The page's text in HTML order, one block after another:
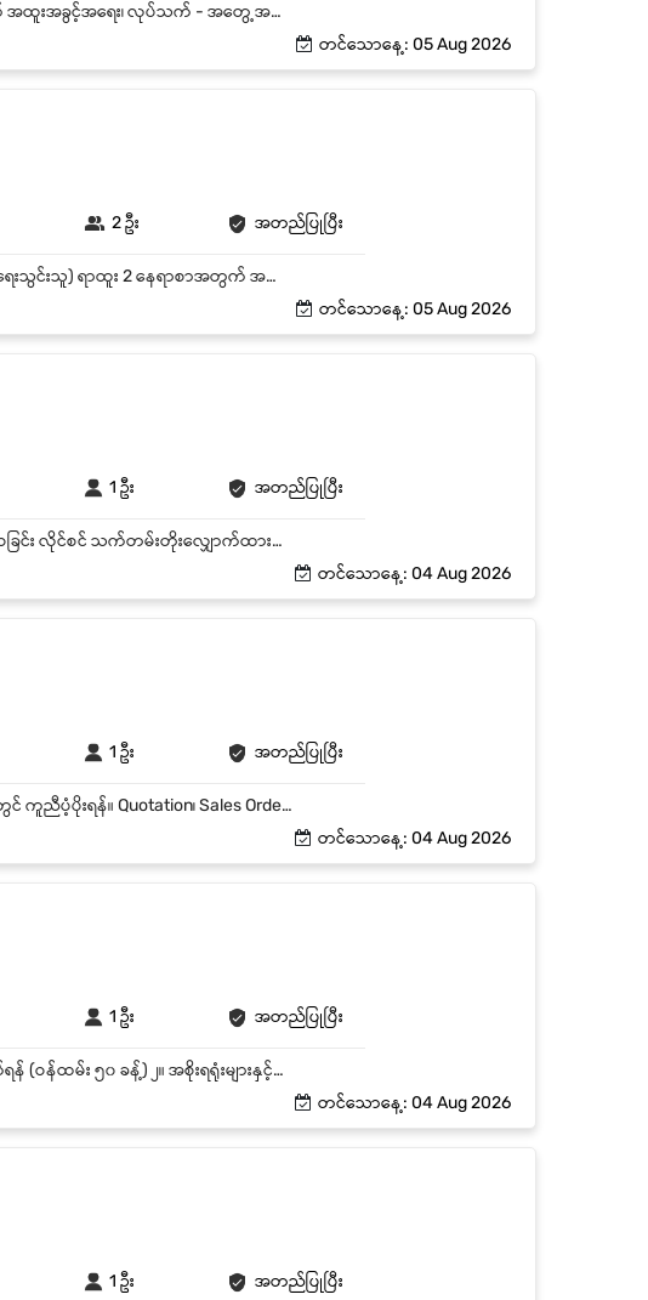
ဗဟန်း၊ ရန်ကုန်တိုင်းတွင်ရှိသော အချိန်ပြည့် Sales Admin ရာထူး 2 နေရာစာအတွက် အထူးအခွင့်အရေး၊ လုပ်သက် - အတွေ့အကြုံရှိ နှင့် လစဉ် လစာကောင်းကောင်းပေးမည်။
တင်သောနေ့: 05 Aug 2026
2 ဦး အတည်ပြုပြီး
ဗဟန်း၊ ရန်ကုန်တိုင်းတွင်ရှိသော အချိန်ပြည့် Data Entry (သို့မဟုတ် အချက်အလက်ရေးသွင်းသူ) ရာထူး 2 နေရာစာအတွက် အထူးအခွင့်အရေး၊ လုပ်သက် - အတွေ့အကြုံရှိ နှင့် လစဉ် လစာကောင်းကောင်းပေးမည်။
တင်သောနေ့: 05 Aug 2026
1 ဦး အတည်ပြုပြီး
ရုံးဝင်စာ/ထွက်စာများ မှတ်တမ်းပြုစုပေးခြင်း၊ ရုံးတွင်းစာများ ရိုက်နှိပ်ခြင်း နှင့် ဖြန့်ဝေခြင်း လိုင်စင် သက်တမ်းတိုးလျှောက်ထားခြင်း အတွက် လိုအပ်မည့် စာရွက်စာတမ်းများ ပြင်ဆင်ပေးခြင်း (YCDC/လုပ်ငန်းလိုင်စင်/ကျန်းမာရေး) Fixed Assets နှင့် ပတ်သက်၍ စာရင်းကောက်ပေးခြင်း၊ လစဥ် report တင်ပေးခြင်း လစဉ် Stationary များ စီစစ်-ဝယ်ယူ-ဖြန့်ဝေရန်အတွက် requisition form များအား စီစစ်ပေးခြင်း ရုံးပိုင်းရှိ မိတ္တူကူးခြင်းအပါအဝင်၊ စာချုပ်များ၊ ရုံးစာများရိုက်ရန် နှင့် အခြားလိုအပ်ချက်များအား ဆောင်ရွက်ပေးခြင်း ဝန်ထမ်းများနှင့် သက်ဆိုင်သည့် သတင်းအချက်အလက်များအား အချိန်မှီ ဖြန့်ဝေပေးရန် (update) ၁၅-ရက် တစ်ကြိမ် Fuel purchased report များ စီစဉ်ပေးခြင်း Car များ၏ Mileage အတွက် (ကီလိုခြားနားခြင်းသိရှိရန်) ခရီးစဉ် အစမှ-အဆုံးထိ အသုံးပြုသည့် ကီလိုများအား စာရင်းရေးသွင်းပေးခြင်း (Daily and Monthly Report) ကားလိုင်စင်နှင့် လုပ်ငန်းလိုင်စင် စာရင်းအား update report တင်ပေးခြင်း (Monthly) maintenances ပိုင်းများအတွက် Third Party, Internal maintenance အဖွဲ့ဖြင့် ချိတ်ဆက်နိုင်ရန် လိုအပ်သည်များအား နေ့စဥ် စစ်ဆေးပေးခြင်း Cash Advance & Expense Claim များ ဆောင်ရွက်ပေးခြင်း ရုံးတွင်း/ရုံးပြင် ပြုလုပ်သည့် အခမ်းအနားများ/ပွဲများအား ပူးပေါင်းဆောင်ရွက်ပေးခြင်း
တင်သောနေ့: 04 Aug 2026
1 ဦး အတည်ပြုပြီး
📌 တာဝန်ဝတ္တရားများ Sales Operation Manager အား အရောင်းလုပ်ငန်းစဉ်များတွင် ကူညီပံ့ပိုးရန်။ Quotation၊ Sales Order၊ Invoice များ ပြင်ဆင်ထုတ်ပေးရန်။ အီးမေးလ်၊ ဖုန်း သို့မဟုတ် Viber မှ ရရှိသော Sales Order များကို စီမံဆောင်ရွက်ရန်။ Vendor/Distributor များထံမှ ဈေးနှုန်းများ တောင်းခံရန်။ Finance၊ Logistics၊ Sales နှင့် Engineering ဌာနများနှင့် ညှိနှိုင်းဆောင်ရွက်ရန်။ အရောင်းမှတ်တမ်းများကို ထိန်းသိမ်းပြီး အမြဲတမ်း Update ပြုလုပ်ရန်။ အပတ်စဉ်၊ လစဉ် နှင့် သုံးလပတ် အရောင်းအစီရင်ခံစာများကို စုစည်းပြင်ဆင်ရန်။
တင်သောနေ့: 04 Aug 2026
1 ဦး အတည်ပြုပြီး
၁။ General Manager ၏ဝန်ထမ်းရေးရာနှင့် အထွေထွေကိစ္စများကို ကူညီဆောင်ရွက်ရန် (ဝန်ထမ်း ၅၀ ခန့်) ၂။ အစိုးရရုံးများနှင့်သက်ဆိုင်သောလုပ်ငန်းများအတွက် အစိုးရရုံးများသို့ဝင်ထွက်သွားလာနိုင်ရမည်။ ၃။ လိုအပ်သောပစ္စည်းများမှာစစ်ဆေးဝယ်ပေးခြင်း။ ၄။ Daily, Weekly and Monthly Report များတင်ပြခြင်း။ ၅။ လုပ်ငန်းလိုအပ်ချက်အရ အထက်လူကြီးများညွှန်ကြားသောတာဝန်များအားထမ်းဆောင်နိုင်ရမည်။
တင်သောနေ့: 04 Aug 2026
1 ဦး အတည်ပြုပြီး